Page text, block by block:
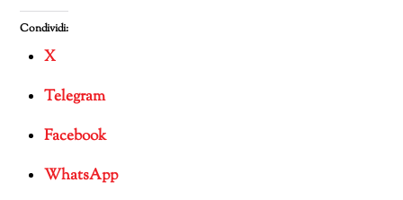
Condividi:
X
Telegram
Facebook
WhatsApp